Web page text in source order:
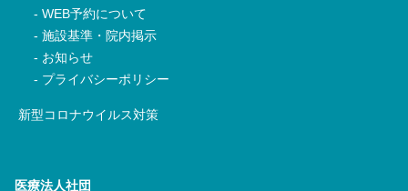
医療法人社団
WEB予約について
施設基準・院内掲示
お知らせ
プライバシーポリシー
新型コロナウイルス対策